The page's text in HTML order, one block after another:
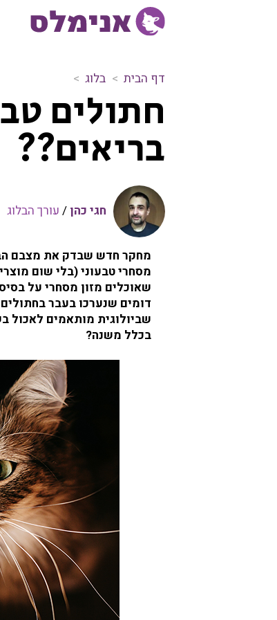
דף הבית בלוג
ת
ו
ל
י
ע
נ
י
ם
ה
ם
…
ו
ת
ר
ב
ר
י
א
י
ם
?
?
חתולים
בריאים??
חגי כהן / עורך הבלוג
מסחרי טבעוני (בלי שום
שאוכלים מזון מסחרי על
דומים שנערכו בעבר בחתולים
שביולוגית מותאמים לאכול
בכלל משנה?